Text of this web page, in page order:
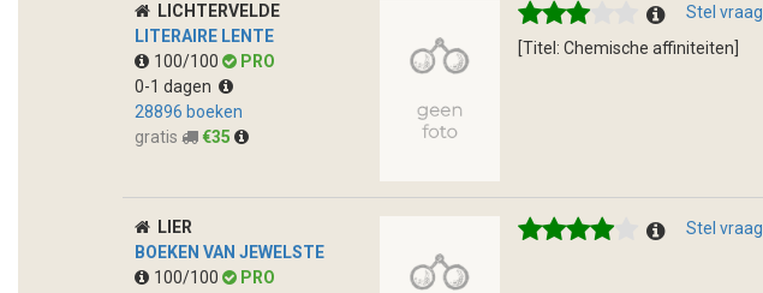
LICHTERVELDE
LITERAIRE LENTE
100/100
PRO
0-1 dagen
28896 boeken
gratis
€35
Stel vraag
[Titel: Chemische affiniteiten]
LIER
BOEKEN VAN JEWELSTE
100/100
PRO
Stel vraag